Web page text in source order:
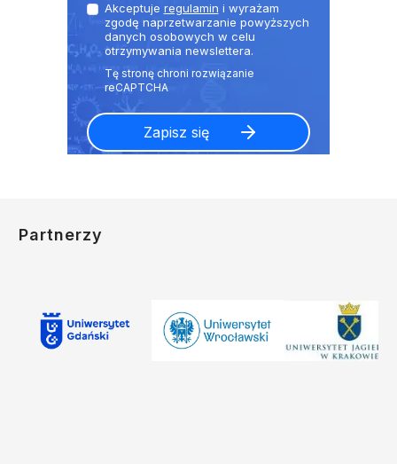
Akceptuje regulamin i wyrażam
zgodę naprzetwarzanie powyższych
danych osobowych w celu
otrzymywania newslettera.
Partnerzy